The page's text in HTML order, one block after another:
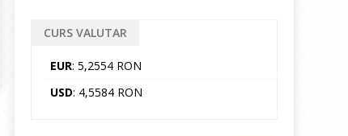
CURS VALUTAR
EUR: 5,2554 RON
USD: 4,5584 RON